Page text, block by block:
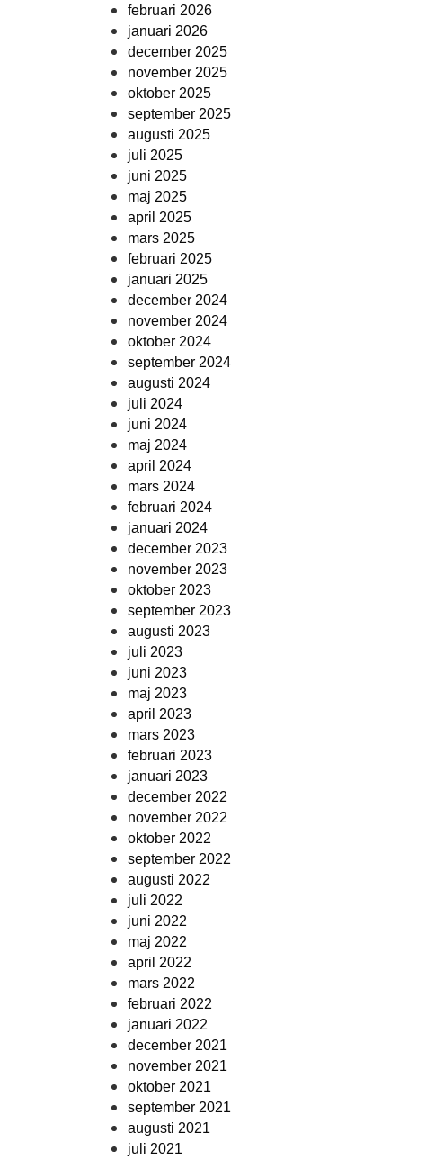
februari 2026
januari 2026
december 2025
november 2025
oktober 2025
september 2025
augusti 2025
juli 2025
juni 2025
maj 2025
april 2025
mars 2025
februari 2025
januari 2025
december 2024
november 2024
oktober 2024
september 2024
augusti 2024
juli 2024
juni 2024
maj 2024
april 2024
mars 2024
februari 2024
januari 2024
december 2023
november 2023
oktober 2023
september 2023
augusti 2023
juli 2023
juni 2023
maj 2023
april 2023
mars 2023
februari 2023
januari 2023
december 2022
november 2022
oktober 2022
september 2022
augusti 2022
juli 2022
juni 2022
maj 2022
april 2022
mars 2022
februari 2022
januari 2022
december 2021
november 2021
oktober 2021
september 2021
augusti 2021
juli 2021